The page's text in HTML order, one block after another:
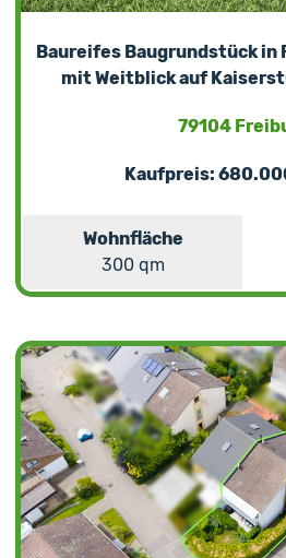
Baureifes Baugrundstück in
mit Weitblick auf
79104
Kaufpreis:
Wohnfläche
300 qm